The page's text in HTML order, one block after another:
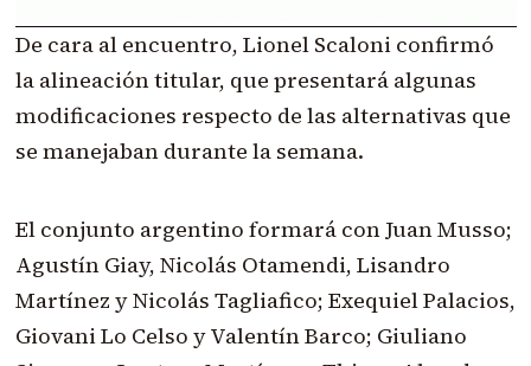
De cara al encuentro, Lionel Scaloni confirmó
la alineación titular, que presentará algunas
modificaciones respecto de las alternativas que
se manejaban durante la semana.
El conjunto argentino formará con Juan Musso;
Agustín Giay, Nicolás Otamendi, Lisandro
Martínez y Nicolás Tagliafico; Exequiel Palacios,
Giovani Lo Celso y Valentín Barco; Giuliano